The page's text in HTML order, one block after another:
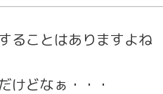
ることはありますよね
けどなぁ・・・